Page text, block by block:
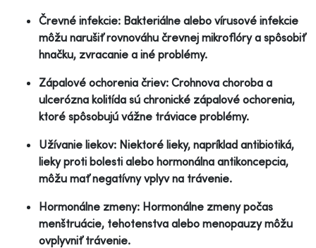
Črevné infekcie: Bakteriálne alebo vírusové infekcie
môžu narušiť rovnováhu črevnej mikroflóry a spôsobiť
hnačku, zvracanie a iné problémy.
Zápalové ochorenia čriev: Crohnova choroba a
ulcerózna kolitída sú chronické zápalové ochorenia,
ktoré spôsobujú vážne tráviace problémy.
Užívanie liekov: Niektoré lieky, napríklad antibiotiká,
lieky proti bolesti alebo hormonálna antikoncepcia,
môžu mať negatívny vplyv na trávenie.
Hormonálne zmeny: Hormonálne zmeny počas
menštruácie, tehotenstva alebo menopauzy môžu
ovplyvniť trávenie.